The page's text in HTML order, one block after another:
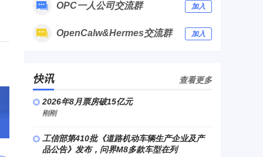
OPC一人公司交流群 加入
OpenCalw&Hermes交流群 加入
快讯 查看更多
2026年8月票房破15亿元
刚刚
工信部第410批《道路机动车辆生产企业及产
品公告》发布，问界M8多款车型在列